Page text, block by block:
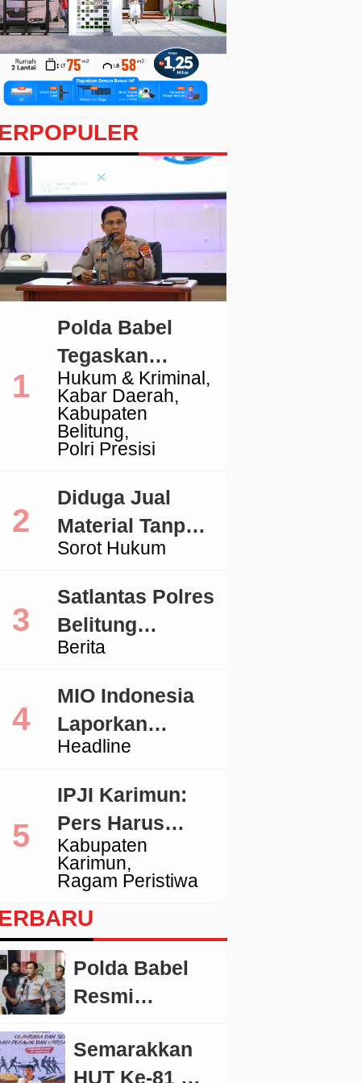
Hukum & Kriminal
Kabar Daerah
Kabupaten
Belitung
Polri Presisi
Polda Babel
Tegaskan
Komitmen
Penegakan
Hukum Terkait
Pasir Timah
Ilegal Di
Belitung
Sorot Hukum
Diduga Jual
Material Tanpa
Izin, Aktivitas
Lingga Jadi
Sorotan
Berita
Satlantas Polres
Belitung
Tertibkan
dengan TNKB
Tidak Sesuai
Headline
MIO Indonesia
Laporkan
Pengacara
Polda Metro
Jaya
Kabupaten
Karimun
Ragam Peristiwa
IPJI Karimun:
Pers Harus
Dilindungi,
Wartawan yang
Melanggar Etika
Juga Wajib
Dikoreksi
Polda Babel
Resmi
Tersangka
Semarakkan
HUT Ke-81 RI,